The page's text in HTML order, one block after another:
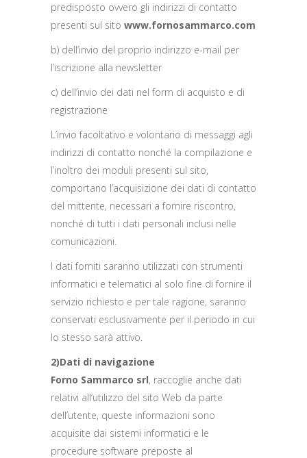
predisposto ovvero gli indirizzi di contatto
presenti sul sito www.fornosammarco.com
b) dell’invio del proprio indirizzo e-mail per
l’iscrizione alla newsletter
c) dell’invio dei dati nel form di acquisto e di
registrazione
L’invio facoltativo e volontario di messaggi agli
indirizzi di contatto nonché la compilazione e
l’inoltro dei moduli presenti sul sito,
comportano l’acquisizione dei dati di contatto
del mittente, necessari a fornire riscontro,
nonché di tutti i dati personali inclusi nelle
comunicazioni.
I dati forniti saranno utilizzati con strumenti
informatici e telematici al solo fine di fornire il
servizio richiesto e per tale ragione, saranno
conservati esclusivamente per il periodo in cui
lo stesso sarà attivo.
2)Dati di navigazione
Forno Sammarco srl, raccoglie anche dati
relativi all’utilizzo del sito Web da parte
dell’utente, queste informazioni sono
acquisite dai sistemi informatici e le
procedure software preposte al